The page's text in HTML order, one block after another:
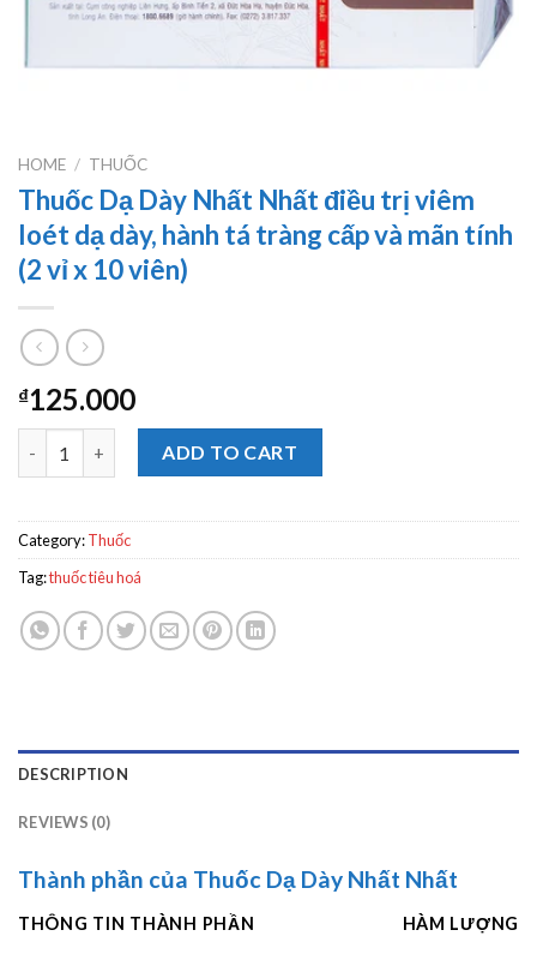
HOME / THUỐC
Thuốc Dạ Dày Nhất Nhất điều trị viêm
loét dạ dày, hành tá tràng cấp và mãn tính
(2 vỉ x 10 viên)
₫125.000
Thuốc Dạ Dày Nhất Nhất điều trị viêm loét dạ dày, hành tá
ADD TO CART
Category:Thuốc
Tag:thuốc tiêu hoá
DESCRIPTION
REVIEWS (0)
Thành phần của Thuốc Dạ Dày Nhất Nhất
THÔNG TIN THÀNH PHẦN HÀM LƯỢNG